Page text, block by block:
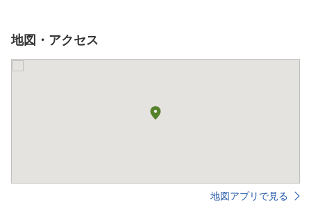
地図・アクセス
地図アプリで見る